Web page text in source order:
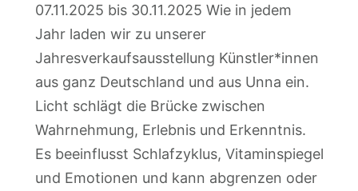
07.11.2025 bis 30.11.2025 Wie in jedem
Jahr laden wir zu unserer
Jahresverkaufsausstellung Künstler*innen
aus ganz Deutschland und aus Unna ein.
Licht schlägt die Brücke zwischen
Wahrnehmung, Erlebnis und Erkenntnis.
Es beeinflusst Schlafzyklus, Vitaminspiegel
und Emotionen und kann abgrenzen oder